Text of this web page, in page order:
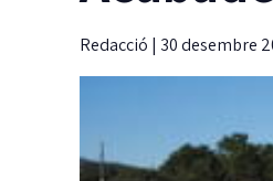
Redacció | 30 desembre